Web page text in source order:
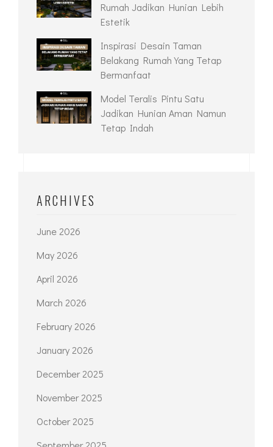
Rumah Jadikan Hunian Lebih
Estetik
Inspirasi Desain Taman
Belakang Rumah Yang Tetap
Bermanfaat
Model Teralis Pintu Satu
Jadikan Hunian Aman Namun
Tetap Indah
ARCHIVES
June 2026
May 2026
April 2026
March 2026
February 2026
January 2026
December 2025
November 2025
October 2025